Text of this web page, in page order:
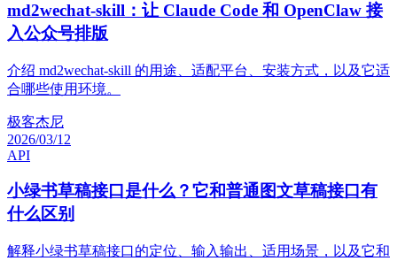
md2wechat-skill：让 Claude Code 和 OpenClaw 接
入公众号排版
介绍 md2wechat-skill 的用途、适配平台、安装方式，以及它适
合哪些使用环境。
极客杰尼
2026/03/12
API
小绿书草稿接口是什么？它和普通图文草稿接口有
什么区别
解释小绿书草稿接口的定位、输入输出、适用场景，以及它和